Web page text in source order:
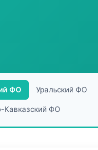
ФО Уральский ФО
Кавказский ФО